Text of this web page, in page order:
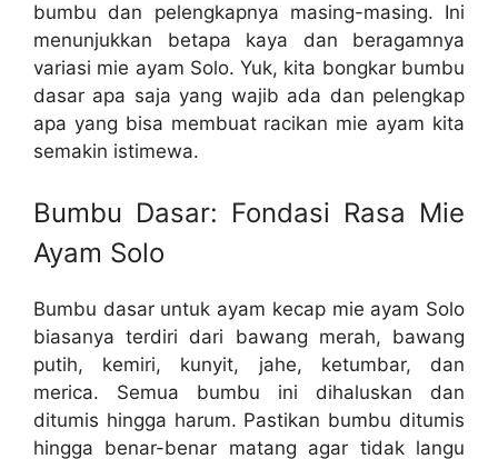
bumbu dan pelengkapnya masing-masing. Ini
menunjukkan betapa kaya dan beragamnya
variasi mie ayam Solo. Yuk, kita bongkar bumbu
dasar apa saja yang wajib ada dan pelengkap
apa yang bisa membuat racikan mie ayam kita
semakin istimewa.
Bumbu Dasar: Fondasi Rasa Mie
Ayam Solo
Bumbu dasar untuk ayam kecap mie ayam Solo
biasanya terdiri dari bawang merah, bawang
putih, kemiri, kunyit, jahe, ketumbar, dan
merica. Semua bumbu ini dihaluskan dan
ditumis hingga harum. Pastikan bumbu ditumis
hingga benar-benar matang agar tidak langu